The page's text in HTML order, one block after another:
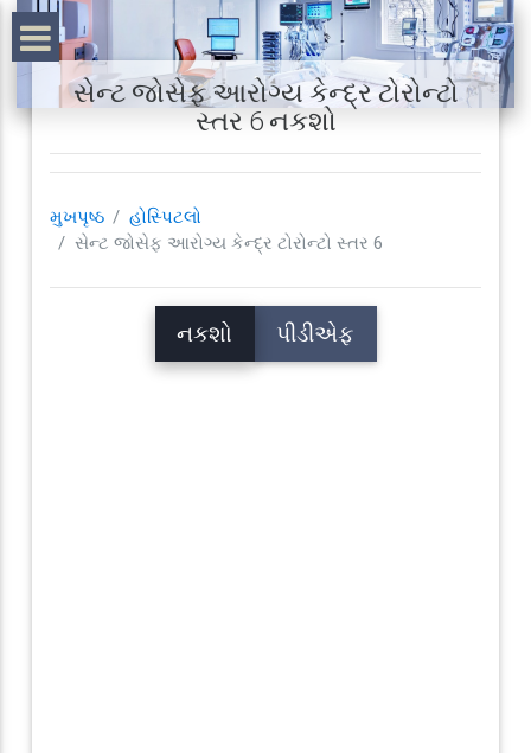
સેન્ટ જોસેફ આરોગ્ય કેન્દ્ર ટોરોન્ટો
સ્તર 6 નકશો
મુખપૃષ્ઠ
હોસ્પિટલો
સેન્ટ જોસેફ આરોગ્ય કેન્દ્ર ટોરોન્ટો સ્તર 6
નકશો પીડીએફ